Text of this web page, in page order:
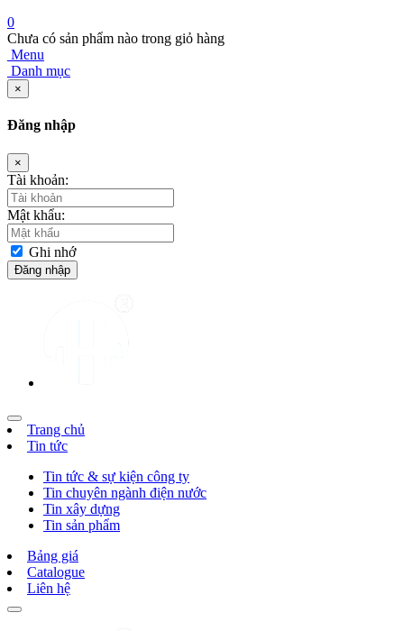
0
Chưa có sản phẩm nào trong giỏ hàng
Menu
Danh mục
×
Đăng nhập
×
Tài khoản:
Mật khẩu:
Ghi nhớ
Trang chủ
Tin tức
Tin tức & sự kiện công ty
Tin chuyên ngành điện nước
Tin xây dựng
Tin sản phẩm
Bảng giá
Catalogue
Liên hệ